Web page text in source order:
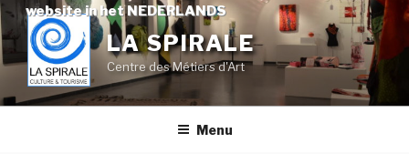
website in het NEDERLANDS
Skip
to
content
LA SPIRALE
Centre des Métiers d'Art
Menu